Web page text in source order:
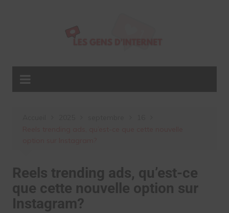
Reels trending ads, qu’est-ce
que cette nouvelle option sur
Instagram?